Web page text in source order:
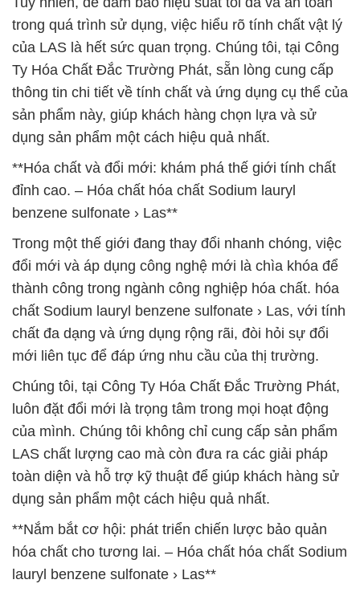
trong quá trình sử dụng, việc hiểu rõ tính chất vật lý
của LAS là hết sức quan trọng. Chúng tôi, tại Công
Ty Hóa Chất Đắc Trường Phát, sẵn lòng cung cấp
thông tin chi tiết về tính chất và ứng dụng cụ thể của
sản phẩm này, giúp khách hàng chọn lựa và sử
dụng sản phẩm một cách hiệu quả nhất.
**Hóa chất và đổi mới: khám phá thế giới tính chất
đỉnh cao. – Hóa chất hóa chất Sodium lauryl
benzene sulfonate › Las**
Trong một thế giới đang thay đổi nhanh chóng, việc
đổi mới và áp dụng công nghệ mới là chìa khóa để
thành công trong ngành công nghiệp hóa chất. hóa
chất Sodium lauryl benzene sulfonate › Las, với tính
chất đa dạng và ứng dụng rộng rãi, đòi hỏi sự đổi
mới liên tục để đáp ứng nhu cầu của thị trường.
Chúng tôi, tại Công Ty Hóa Chất Đắc Trường Phát,
luôn đặt đổi mới là trọng tâm trong mọi hoạt động
của mình. Chúng tôi không chỉ cung cấp sản phẩm
LAS chất lượng cao mà còn đưa ra các giải pháp
toàn diện và hỗ trợ kỹ thuật để giúp khách hàng sử
dụng sản phẩm một cách hiệu quả nhất.
**Nắm bắt cơ hội: phát triển chiến lược bảo quản
hóa chất cho tương lai. – Hóa chất hóa chất Sodium
lauryl benzene sulfonate › Las**